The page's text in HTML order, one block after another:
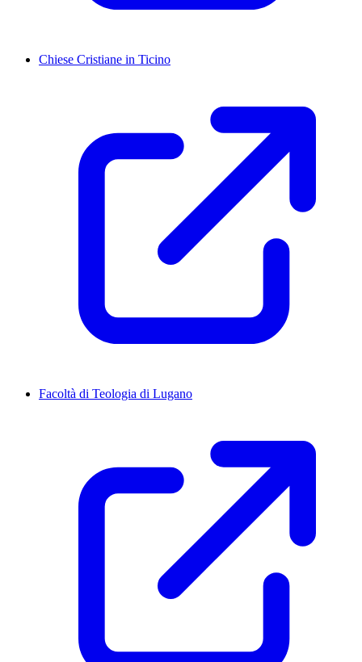
Chiese Cristiane in Ticino
Facoltà di Teologia di Lugano